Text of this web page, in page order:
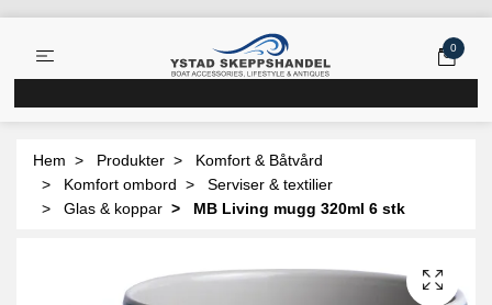
0
Hem Produkter
Komfort & Båtvård
Komfort ombord
Serviser & textilier
Glas & koppar
MB Living mugg 320ml 6 stk